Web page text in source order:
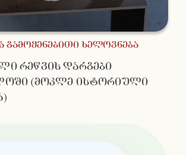
გამოყენებითი ხელოვნება
რეწვის დარგები
(მოკლე ისტორიული